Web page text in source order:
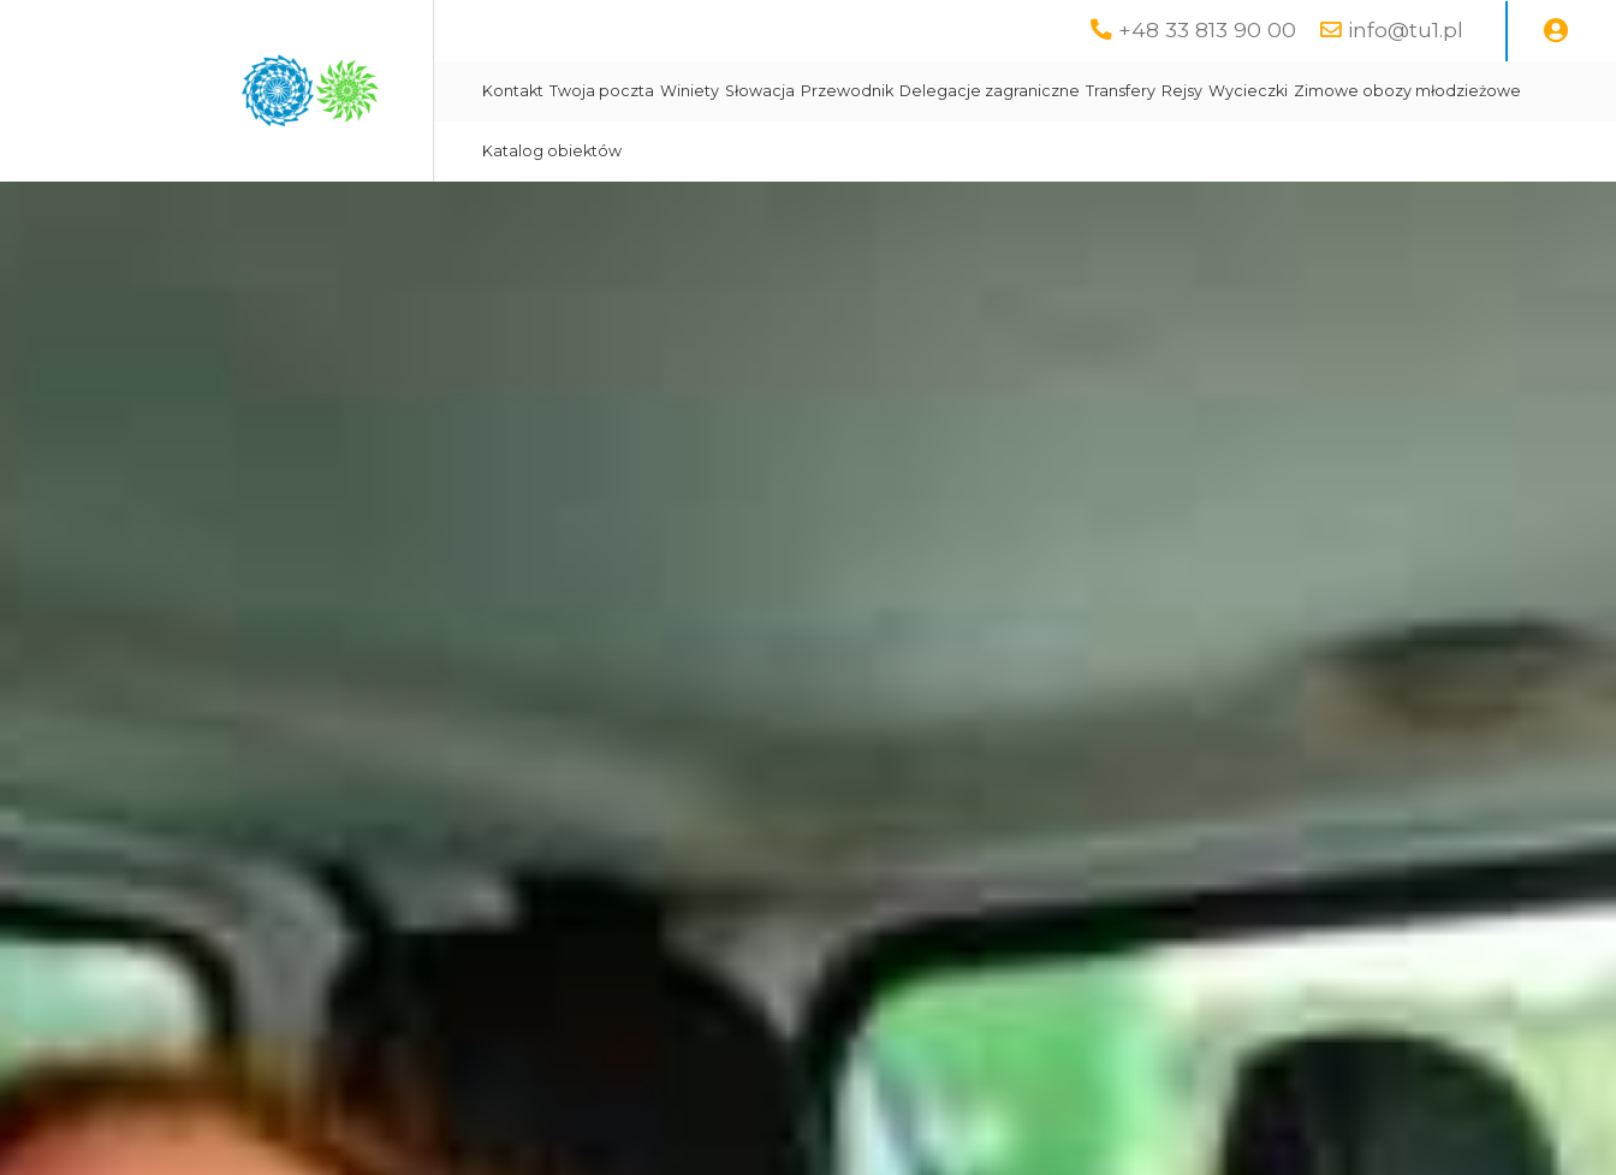
+48 33 813 90 00 info@tu1.pl
Kontakt Twoja poczta Winiety Słowacja Przewodnik Delegacje zagraniczne Transfery Rejsy Wycieczki Zimowe obozy młodzieżowe
Katalog obiektów